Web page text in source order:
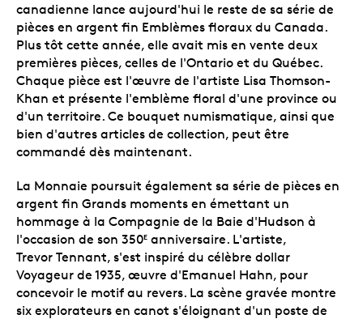
canadienne lance aujourd'hui le reste de sa série de
pièces en argent fin Emblèmes floraux du Canada.
Plus tôt cette année, elle avait mis en vente deux
premières pièces, celles de l'Ontario et du Québec.
Chaque pièce est l'œuvre de l'artiste Lisa Thomson-
Khan et présente l'emblème floral d'une province ou
d'un territoire. Ce bouquet numismatique, ainsi que
bien d'autres articles de collection, peut être
commandé dès maintenant.
La Monnaie poursuit également sa série de pièces en
argent fin Grands moments en émettant un
hommage à la Compagnie de la Baie d'Hudson à
l'occasion de son 350E anniversaire. L'artiste,
Trevor Tennant, s'est inspiré du célèbre dollar
Voyageur de 1935, œuvre d'Emanuel Hahn, pour
concevoir le motif au revers. La scène gravée montre
six explorateurs en canot s'éloignant d'un poste de